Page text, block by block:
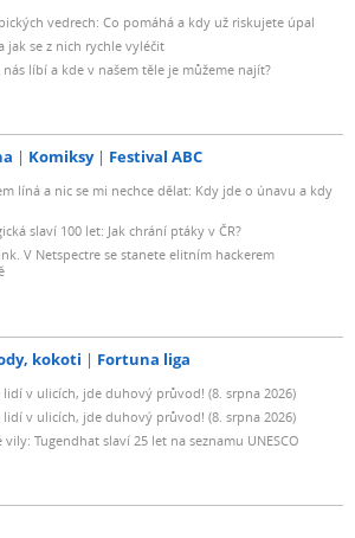
vedrech: Co pomáhá a kdy už riskujete úpal
jak se z nich rychle vyléčit
líbí a kde v našem těle je můžeme najít?
Komiksy Festival ABC
líná a nic se mi nechce dělat: Kdy jde o únavu a kdy
slaví 100 let: Jak chrání ptáky v ČR?
V Netspectre se stanete elitním hackerem
kokoti Fortuna liga
lidí v ulicích, jde duhový průvod! (8. srpna 2026)
lidí v ulicích, jde duhový průvod! (8. srpna 2026)
Tugendhat slaví 25 let na seznamu UNESCO